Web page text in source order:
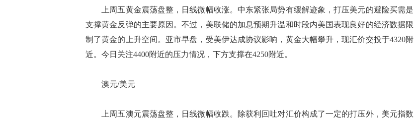
上周五黄金震荡盘整，日线微幅收涨。中东紧张局势有缓解迹象，打压美元的避险买需是
支撑黄金反弹的主要原因。不过，美联储的加息预期升温和时段内美国表现良好的经济数据限
制了黄金的上升空间。亚市早盘，受美伊达成协议影响，黄金大幅攀升，现汇价交投于4320附
近。今日关注4400附近的压力情况，下方支撑在4250附近。
澳元/美元
上周五澳元震荡盘整，日线微幅收跌。除获利回吐对汇价构成了一定的打压外，美元指数